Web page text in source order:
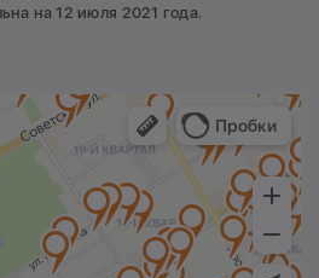
на 12 июля 2021 года.